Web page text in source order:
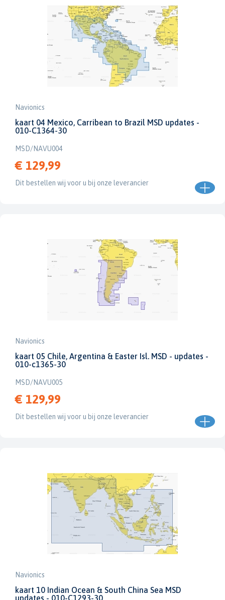
Navionics
kaart 04 Mexico, Carribean to Brazil MSD updates -
010-C1364-30
MSD/NAVU004
€ 129,99
Dit bestellen wij voor u bij onze leverancier
Navionics
kaart 05 Chile, Argentina & Easter Isl. MSD - updates -
010-c1365-30
MSD/NAVU005
€ 129,99
Dit bestellen wij voor u bij onze leverancier
Navionics
kaart 10 Indian Ocean & South China Sea MSD
updates - 010-C1293-30